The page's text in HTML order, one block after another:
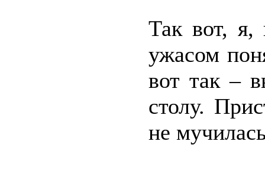
Так вот, я,
ужасом
вот так –
столу.
не